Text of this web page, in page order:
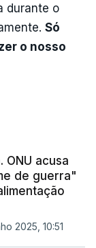
durante o
Só
o nosso
ONU acusa
de guerra"
2025, 10:51